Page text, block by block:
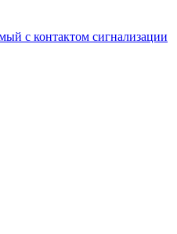
с контактом сигнализации